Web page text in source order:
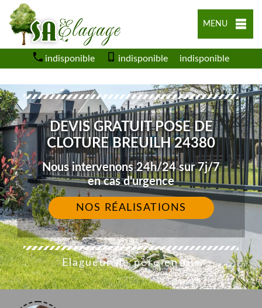
MENU
indisponible indisponible indisponible
DEVIS GRATUIT POSE DE
CLOTURE BREUILH 24380
Nous intervenons 24h/24 sur 7j/7
en cas d'urgence
NOS RÉALISATIONS
Elagueur de père en fils